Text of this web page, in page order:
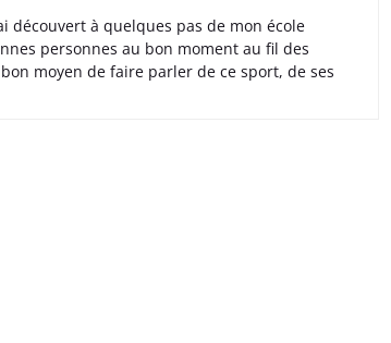
découvert à quelques pas de mon école
personnes au bon moment au fil des
moyen de faire parler de ce sport, de ses